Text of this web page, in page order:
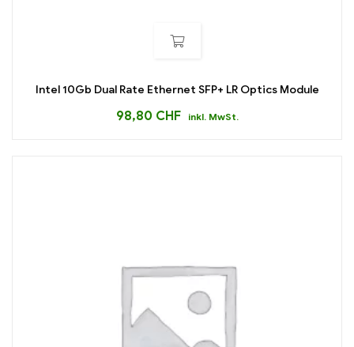
Intel 10Gb Dual Rate Ethernet SFP+ LR Optics Module
98,80 CHF inkl. MwSt.